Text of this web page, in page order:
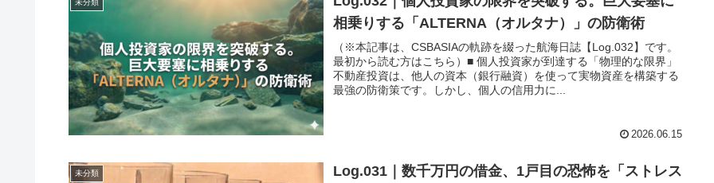
未分類
相乗りする「ALTERNA（オルタナ）」の防衛術
（※本記事は、CSBASIAの軌跡を綴った航海日誌【Log.032】です。
最初から読む方はこちら）■ 個人投資家が到達する「物理的な限界」
不動産投資は、他人の資本（銀行融資）を使って実物資産を構築する
最強の防衛策です。しかし、個人の信用力に...
2026.06.15
未分類
Log.031｜数千万円の借金、1戸目の恐怖を「ストレス